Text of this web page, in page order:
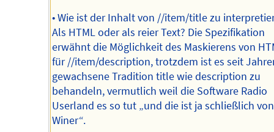
• Wie ist der Inhalt von //item/title zu
Als HTML oder als reier Text? Die Spezifikation
erwähnt die Möglichkeit des Maskierens von
für //item/description, trotzdem ist es seit
gewachsene Tradition title wie description zu
behandeln, vermutlich weil die Software Radio
Userland es so tut „und die ist ja schließlich
Winer“.